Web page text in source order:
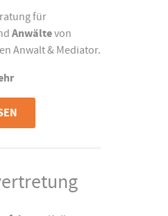
für
Anwältevon
Anwalt & Mediator.